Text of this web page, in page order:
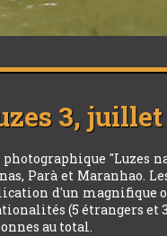
3, juillet
"Luzes
Parà et Maranhao.
d'un magnifique
(5 étrangers
au total.